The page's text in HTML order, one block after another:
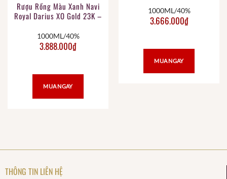
Rượu Rồng Màu Xanh Navi
Royal Darius XO Gold 23K –
1000ML/40%
3.888.000₫
MUA NGAY
1000ML/40%
3.666.000₫
MUA NGAY
THÔNG TIN LIÊN HỆ